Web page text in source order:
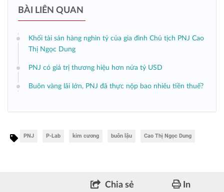
BÀI LIÊN QUAN
Khối tài sản hàng nghìn tỷ của gia đình Chủ tịch PNJ Cao
Thị Ngọc Dung
PNJ có giá trị thương hiệu hơn nửa tỷ USD
Buôn vàng lãi lớn, PNJ đã thực nộp bao nhiêu tiền thuế?
PNJ P-Lab kim cương buôn lậu Cao Thị Ngọc Dung
Chia sẻ In